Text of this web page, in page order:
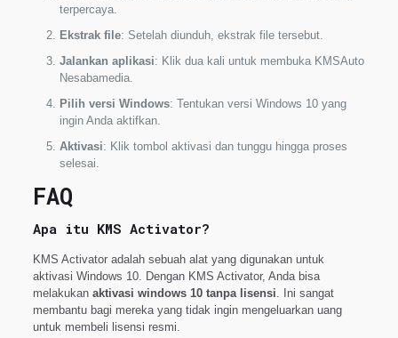
terpercaya.
Ekstrak file: Setelah diunduh, ekstrak file tersebut.
Jalankan aplikasi: Klik dua kali untuk membuka KMSAuto
Nesabamedia.
Pilih versi Windows: Tentukan versi Windows 10 yang
ingin Anda aktifkan.
Aktivasi: Klik tombol aktivasi dan tunggu hingga proses
selesai.
FAQ
Apa itu KMS Activator?
KMS Activator adalah sebuah alat yang digunakan untuk
aktivasi Windows 10. Dengan KMS Activator, Anda bisa
melakukan aktivasi windows 10 tanpa lisensi. Ini sangat
membantu bagi mereka yang tidak ingin mengeluarkan uang
untuk membeli lisensi resmi.